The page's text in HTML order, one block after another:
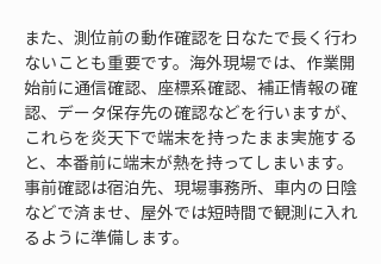
また、測位前の動作確認を日なたで長く行わ
ないことも重要です。海外現場では、作業開
始前に通信確認、座標系確認、補正情報の確
認、データ保存先の確認などを行いますが、
これらを炎天下で端末を持ったまま実施する
と、本番前に端末が熱を持ってしまいます。
事前確認は宿泊先、現場事務所、車内の日陰
などで済ませ、屋外では短時間で観測に入れ
るように準備します。